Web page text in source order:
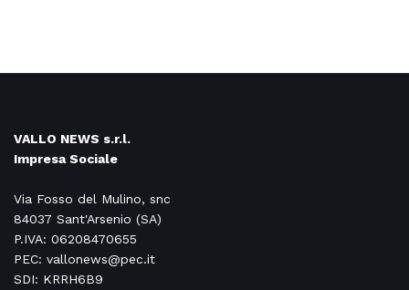
VALLO NEWS s.r.l.
Impresa Sociale
Via Fosso del Mulino, snc
84037 Sant'Arsenio (SA)
P.IVA: 06208470655
PEC: vallonews@pec.it
SDI: KRRH6B9